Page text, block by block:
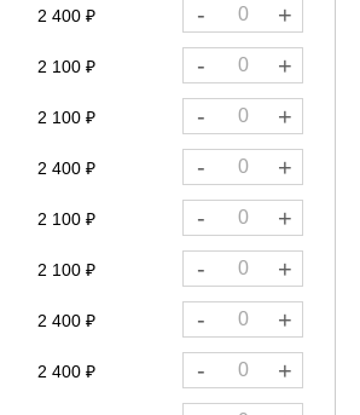
2 400 ₽ - +
2 100 ₽ - +
2 100 ₽ - +
2 400 ₽ - +
2 100 ₽ - +
2 100 ₽ - +
2 400 ₽ - +
2 400 ₽ - +